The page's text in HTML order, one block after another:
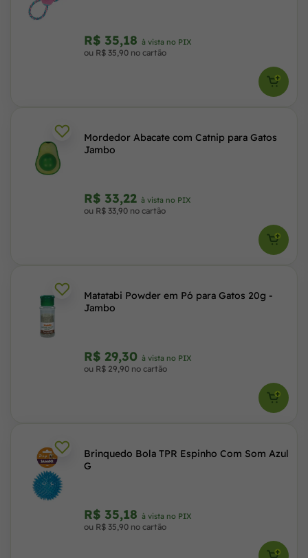
R$ 35,18 à vista no PIX
ou R$ 35,90 no cartão
Mordedor Abacate com Catnip para Gatos
Jambo
R$ 33,22 à vista no PIX
ou R$ 33,90 no cartão
Matatabi Powder em Pó para Gatos 20g -
Jambo
R$ 29,30 à vista no PIX
ou R$ 29,90 no cartão
Brinquedo Bola TPR Espinho Com Som Azul
G
R$ 35,18 à vista no PIX
ou R$ 35,90 no cartão